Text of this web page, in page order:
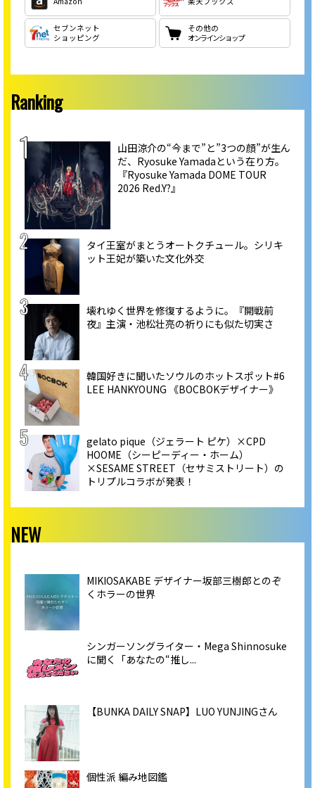
セブンネット
ショッピング
その他の
オンラインショップ
Ranking
山田涼介の“今まで”と”3つの顔”が生ん
だ、Ryosuke Yamadaという在り方。
『Ryosuke Yamada DOME TOUR
2026 Red.Y?』
タイ王室がまとうオートクチュール。シリキ
ット王妃が築いた文化外交
壊れゆく世界を修復するように。『開戦前
夜』主演・池松壮亮の祈りにも似た切実さ
韓国好きに聞いたソウルのホットスポット#6
LEE HANKYOUNG 《BOCBOKデザイナー》
gelato pique（ジェラート ピケ）×CPD
HOOME（シーピーディー・ホーム）
×SESAME STREET（セサミストリート）の
トリプルコラボが発表！
NEW
MIKIOSAKABE デザイナー坂部三樹郎とのぞ
くホラーの世界
シンガーソングライター・Mega Shinnosuke
に聞く「あなたの“推し...
【BUNKA DAILY SNAP】LUO YUNJINGさん
個性派 編み地図鑑